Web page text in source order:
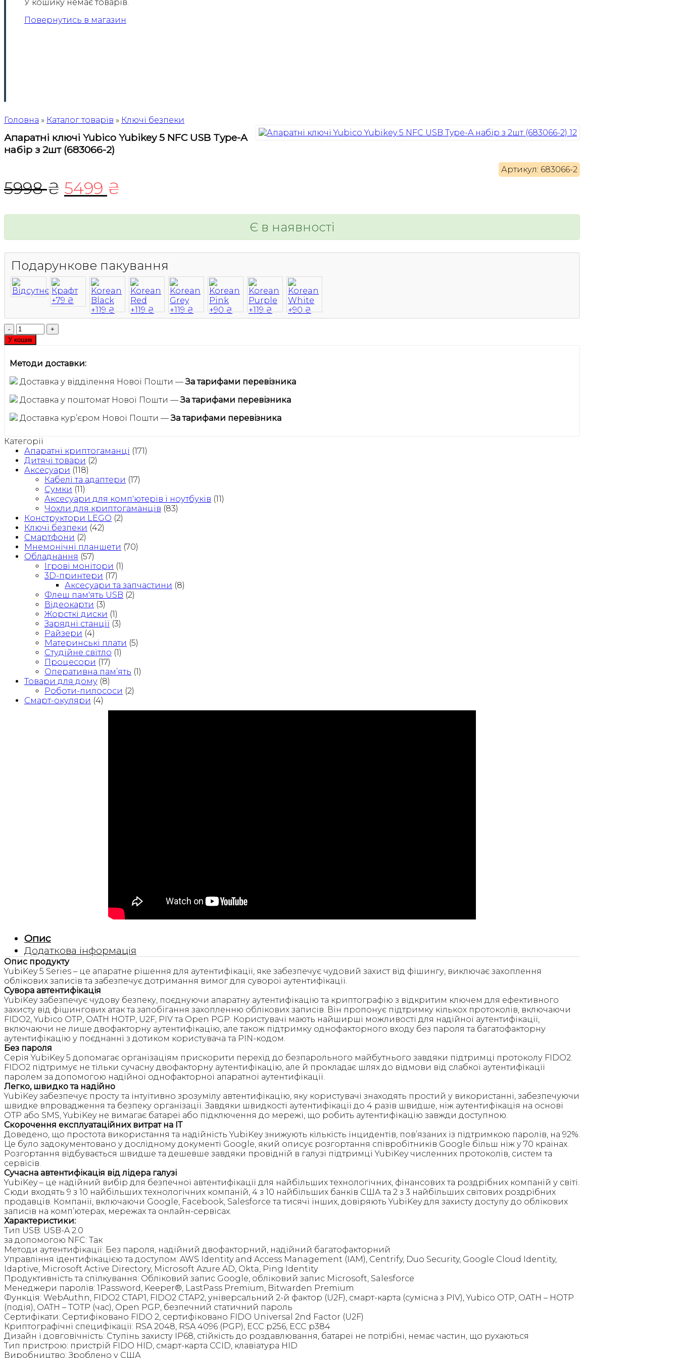
У кошику немає товарів.
Повернутись в магазин
Головна » Каталог товарів » Ключі безпеки
Апаратні ключі Yubico Yubikey 5 NFC USB Type-A
набір з 2шт (683066-2)
Артикул: 683066-2
5998₴ Оригінальна
5499 ₴
Є в наявності
Подарункове пакування
Апаратні
ключі
Yubico
5
NFC
USB
Type-
A
набір
з
(683066-
2)
кількість
У кошик
Методи доставки:
Доставка у відділення Нової Пошти —За тарифами перевізника
Доставка у поштомат Нової Пошти —За тарифами перевізника
Доставка курʼєром Нової Пошти —За тарифами перевізника
Категорії
Апаратні криптогаманці (171)
Дитячі товари (2)
Аксесуари (118)
Кабелі та адаптери (17)
Сумки (11)
Аксесуари для комп'ютерів і ноутбуків (11)
Чохли для криптогаманців (83)
Конструктори LEGO (2)
Ключі безпеки (42)
Смартфони (2)
Мнемонічні планшети (70)
Обладнання (57)
Ігрові монітори (1)
3D-принтери (17)
Аксесуари та запчастини (8)
Флеш пам'ять USB (2)
Відеокарти (3)
Жорсткі диски (1)
Зарядні станції (3)
Райзери (4)
Материнські плати (5)
Студійне світло (1)
Процесори (17)
Оперативна памʼять (1)
Товари для дому (8)
Роботи-пилососи (2)
Смарт-окуляри (4)
Опис
Додаткова інформація
Опис продукту
YubiKey 5 Series – це апаратне рішення для аутентифікації, яке забезпечує чудовий захист від фішингу, виключає захоплення
облікових записів та забезпечує дотримання вимог для суворої аутентифікації.
Сувора автентифікація
YubiKey забезпечує чудову безпеку, поєднуючи апаратну аутентифікацію та криптографію з відкритим ключем для ефективного
захисту від фішингових атак та запобігання захопленню облікових записів. Він пропонує підтримку кількох протоколів, включаючи
FIDO2, Yubico OTP, OATH HOTP, U2F, PIV та Open PGP. Користувачі мають найширші можливості для надійної аутентифікації,
включаючи не лише двофакторну аутентифікацію, але також підтримку однофакторного входу без пароля та багатофакторну
аутентифікацію у поєднанні з дотиком користувача та PIN-кодом.
Без пароля
Серія YubiKey 5 допомагає організаціям прискорити перехід до безпарольного майбутнього завдяки підтримці протоколу FIDO2.
FIDO2 підтримує не тільки сучасну двофакторну аутентифікацію, але й прокладає шлях до відмови від слабкої аутентифікації
паролем за допомогою надійної однофакторної апаратної аутентифікації.
Легко, швидко та надійно
YubiKey забезпечує просту та інтуїтивно зрозумілу автентифікацію, яку користувачі знаходять простий у використанні, забезпечуючи
швидке впровадження та безпеку організації. Завдяки швидкості аутентифікації до 4 разів швидше, ніж аутентифікація на основі
OTP або SMS, YubiKey не вимагає батареї або підключення до мережі, що робить аутентифікацію завжди доступною.
Скорочення експлуатаційних витрат на ІТ
Доведено, що простота використання та надійність YubiKey знижують кількість інцидентів, пов’язаних із підтримкою паролів, на 92%.
Це було задокументовано у дослідному документі Google, який описує розгортання співробітників Google більш ніж у 70 країнах.
Розгортання відбувається швидше та дешевше завдяки провідній в галузі підтримці YubiKey численних протоколів, систем та
сервісів.
Сучасна автентифікація від лідера галузі
YubiKey – це надійний вибір для безпечної автентифікації для найбільших технологічних, фінансових та роздрібних компаній у світі.
Сюди входять 9 з 10 найбільших технологічних компаній, 4 з 10 найбільших банків США та 2 з 3 найбільших світових роздрібних
продавців. Компанії, включаючи Google, Facebook, Salesforce та тисячі інших, довіряють YubiKey для захисту доступу до облікових
записів на комп’ютерах, мережах та онлайн-сервісах.
Характеристики:
Тип USB: USB-A 2.0
за допомогою NFC: Так
Методи аутентифікації: Без пароля, надійний двофакторний, надійний багатофакторний
Управління ідентифікацією та доступом: AWS Identity and Access Management (IAM), Centrify, Duo Security, Google Cloud Identity,
Idaptive, Microsoft Active Directory, Microsoft Azure AD, Okta, Ping Identity
Продуктивність та спілкування: Обліковий запис Google, обліковий запис Microsoft, Salesforce
Менеджери паролів: 1Password, Keeper®, LastPass Premium, Bitwarden Premium
Функція: WebAuthn, FIDO2 CTAP1, FIDO2 CTAP2, універсальний 2-й фактор (U2F), смарт-карта (сумісна з PIV), Yubico OTP, OATH – HOTP
(подія), OATH – TOTP (час), Open PGP, безпечний статичний пароль
Сертифікати: Сертифіковано FIDO 2, сертифіковано FIDO Universal 2nd Factor (U2F)
Криптографічні специфікації: RSA 2048, RSA 4096 (PGP), ECC p256, ECC p384
Дизайн і довговічність: Ступінь захисту IP68, стійкість до роздавлювання, батареї не потрібні, немає частин, що рухаються
Тип пристрою: пристрій FIDO HID, смарт-карта CCID, клавіатура HID
Виробництво: Зроблено у США